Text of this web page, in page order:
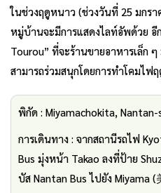
ในช่วงฤดูหนาว (ช่วงวันที่ 25 มกร
หมู่บ้านจะมีการแสดงไลท์อัพด้วย อี
Tourou” ที่จะร้านขายอาหารเล็ก
สามารถร่วมสนุกโดยการทำโคมไฟ
พิกัด : Miyamachokita,
การเดินทาง : จากสถานีรถไฟ
Bus มุ่งหน้า Takao ลงที่ป้าย
บัส Nantan Bus ไปยัง Miyama